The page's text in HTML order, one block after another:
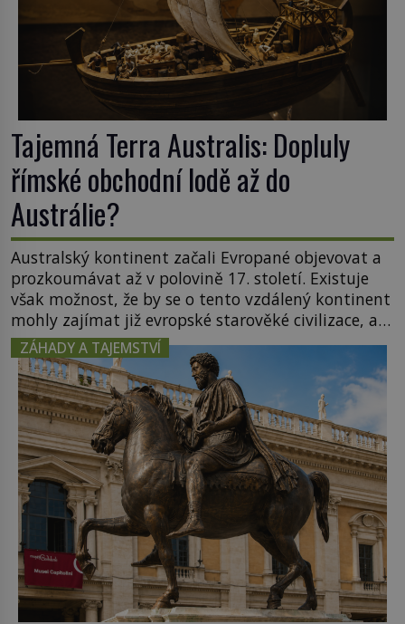
Tajemná Terra Australis: Dopluly
římské obchodní lodě až do
Austrálie?
Australský kontinent začali Evropané objevovat a
prozkoumávat až v polovině 17. století. Existuje
však možnost, že by se o tento vzdálený kontinent
mohly zajímat již evropské starověké civilizace, a
to o 15 století dříve? Již od starověku kartografové
zakreslovali do map záhadný kontinent Terra
Australis – Jižní zemi. Proč? Do jisté míry to byl
smysl pro […]
ZÁHADY A TAJEMSTVÍ